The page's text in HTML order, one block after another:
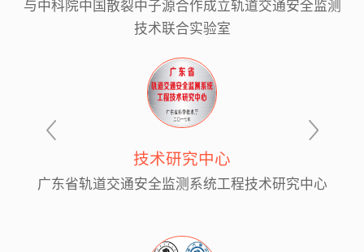
与中科院中国散裂中子源合作成立轨道交通安全监测
技术联合实验室
技术研究中心
广东省轨道交通安全监测系统工程技术研究中心